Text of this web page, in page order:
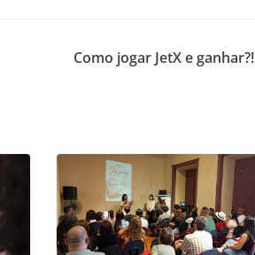
Como jogar JetX e ganhar?!